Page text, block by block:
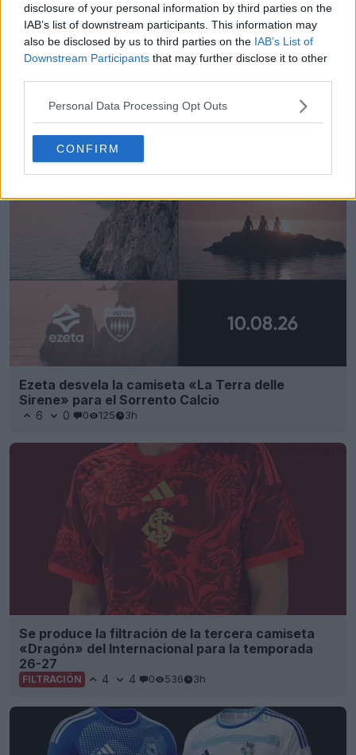
disclosure of your personal information by third parties on the
IAB’s list of downstream participants. This information may
also be disclosed by us to third parties on the IAB’s List of
Downstream Participants that may further disclose it to other
Personal Data Processing Opt Outs
CONFIRM
Ezeta desvela la camiseta «La Terra delle
Sirene» para el Sorrento Calcio
6 0 0 125 3h
Se produce la filtración de la tercera camiseta
«Dragón» del Internacional para la temporada
26-27
FILTRACIÓN 4 4 0 536 3h